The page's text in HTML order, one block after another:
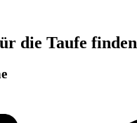
die Taufe finden